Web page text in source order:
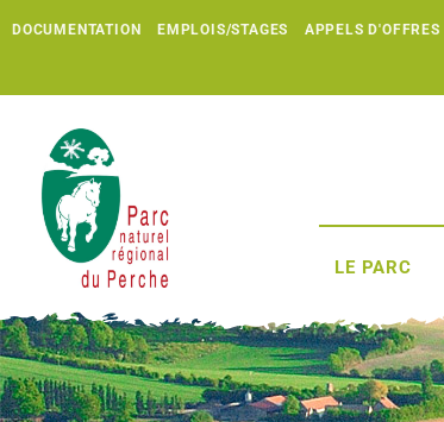
DOCUMENTATION EMPLOIS/STAGES APPELS D'OFFRES
LE PARC